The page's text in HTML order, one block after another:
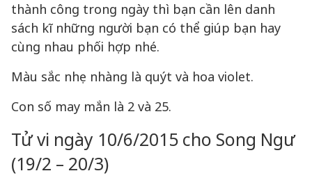
thành công trong ngày thì bạn cần lên danh
sách kĩ những người bạn có thể giúp bạn hay
cùng nhau phối hợp nhé.
Màu sắc nhẹ nhàng là quýt và hoa violet.
Con số may mắn là 2 và 25.
Tử vi ngày 10/6/2015 cho Song Ngư
(19/2 – 20/3)